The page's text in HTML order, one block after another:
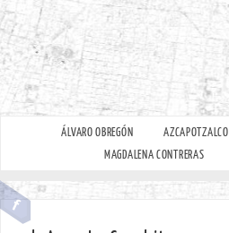
ÁLVARO OBREGÓN AZCAPOTZALCO
MAGDALENA CONTRERAS